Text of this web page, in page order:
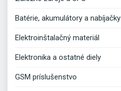
Batérie, akumulátory a nabíjačky
Elektroinštalačný materiál
Elektronika a ostatné diely
GSM príslušenstvo